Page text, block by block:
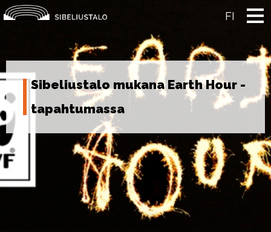
Skip
to
FI
Sibeliustalo mukana Earth Hour -
tapahtumassa